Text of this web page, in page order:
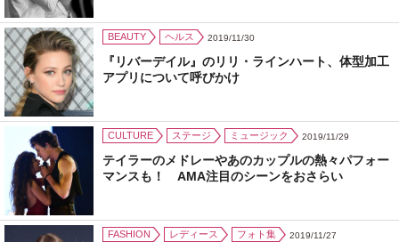
BEAUTY ヘルス 2019/11/30
『リバーデイル』のリリ・ラインハート、体型加工
アプリについて呼びかけ
CULTURE ステージ ミュージック 2019/11/29
テイラーのメドレーやあのカップルの熱々パフォー
マンスも！ AMA注目のシーンをおさらい
FASHION レディース フォト集 2019/11/27